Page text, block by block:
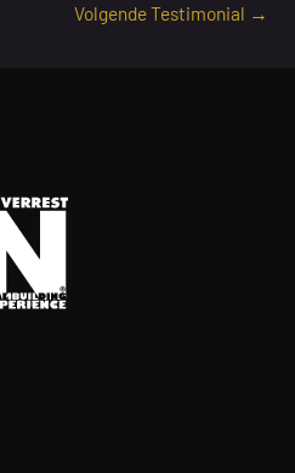
Volgende Testimonial →